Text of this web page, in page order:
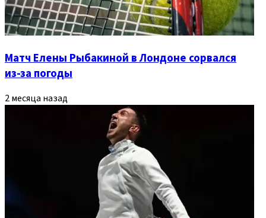
Матч Елены Рыбакиной в Лондоне сорвался
из‑за погоды
2 месяца назад